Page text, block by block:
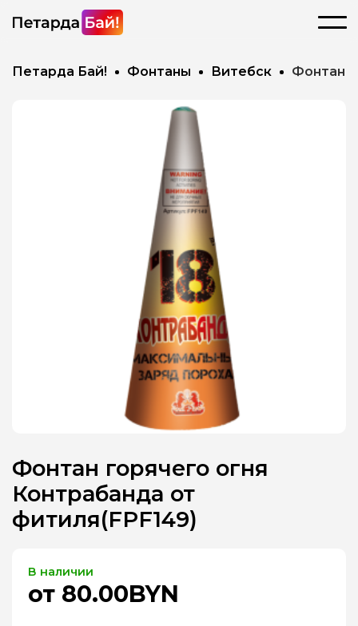
Петарда Бай! Фонтаны Витебск Фонтан
Фонтан горячего огня
Контрабанда от
фитиля(FPF149)
В наличии
от 80.00BYN